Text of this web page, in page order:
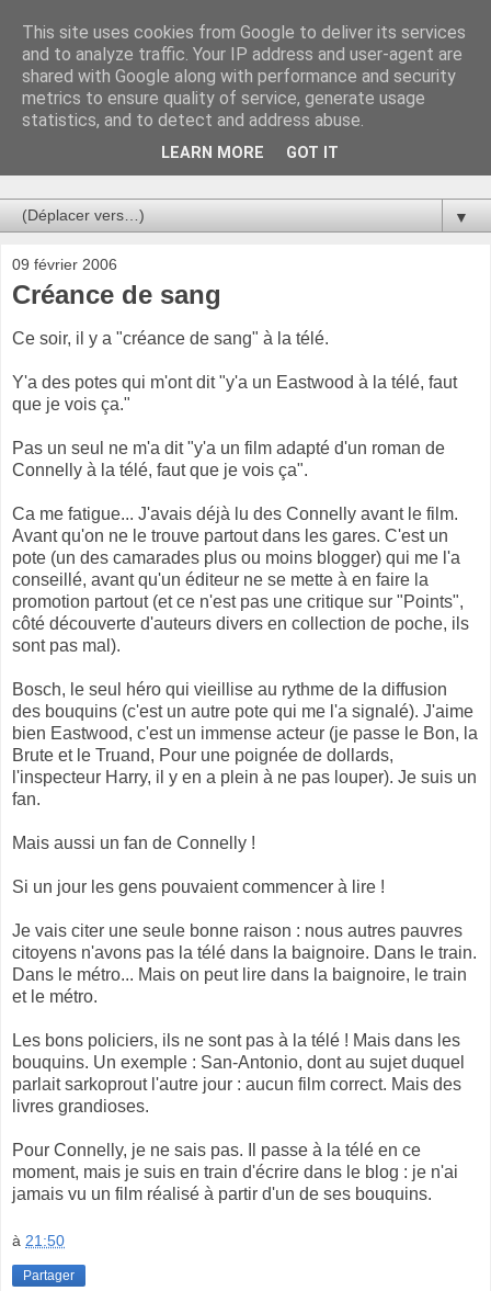
Au bistro !
La connerie étant le seul chemin susceptible de nous faire
entrevoir une parcelle de vérité, utilisons la par des moyens
de communication efficaces. Le temps qu'on remplisse nos
▼
09 février 2006
Créance de sang
Ce soir, il y a "créance de sang" à la télé.
Y'a des potes qui m'ont dit "y'a un Eastwood à la télé, faut
que je vois ça."
Pas un seul ne m'a dit "y'a un film adapté d'un roman de
Connelly à la télé, faut que je vois ça".
Ca me fatigue... J'avais déjà lu des Connelly avant le film.
Avant qu'on ne le trouve partout dans les gares. C'est un
pote (un des camarades plus ou moins blogger) qui me l'a
conseillé, avant qu'un éditeur ne se mette à en faire la
promotion partout (et ce n'est pas une critique sur "Points",
côté découverte d'auteurs divers en collection de poche, ils
sont pas mal).
Bosch, le seul héro qui vieillise au rythme de la diffusion
des bouquins (c'est un autre pote qui me l'a signalé). J'aime
bien Eastwood, c'est un immense acteur (je passe le Bon, la
Brute et le Truand, Pour une poignée de dollards,
l'inspecteur Harry, il y en a plein à ne pas louper). Je suis un
fan.
Mais aussi un fan de Connelly !
Si un jour les gens pouvaient commencer à lire !
Je vais citer une seule bonne raison : nous autres pauvres
citoyens n'avons pas la télé dans la baignoire. Dans le train.
Dans le métro... Mais on peut lire dans la baignoire, le train
et le métro.
Les bons policiers, ils ne sont pas à la télé ! Mais dans les
bouquins. Un exemple : San-Antonio, dont au sujet duquel
parlait sarkoprout l'autre jour : aucun film correct. Mais des
livres grandioses.
Pour Connelly, je ne sais pas. Il passe à la télé en ce
moment, mais je suis en train d'écrire dans le blog : je n'ai
jamais vu un film réalisé à partir d'un de ses bouquins.
à 21:50
Partager
This site uses cookies from Google to deliver its services
and to analyze traffic. Your IP address and user-agent are
shared with Google along with performance and security
metrics to ensure quality of service, generate usage
statistics, and to detect and address abuse.
LEARN MORE GOT IT